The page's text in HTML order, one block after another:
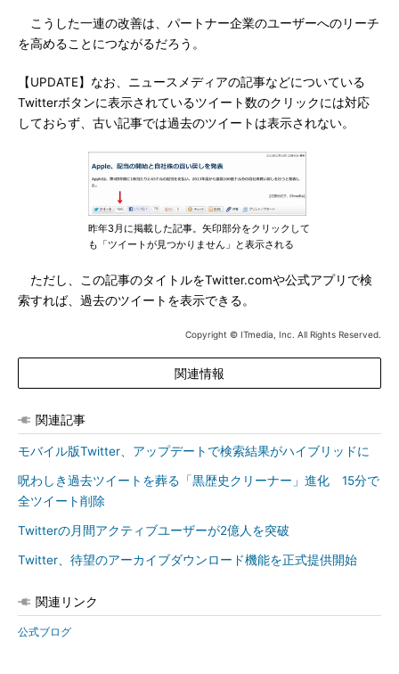
こうした一連の改善は、パートナー企業のユーザーへのリーチ
を高めることにつながるだろう。
【UPDATE】なお、ニュースメディアの記事などについている
Twitterボタンに表示されているツイート数のクリックには対応
しておらず、古い記事では過去のツイートは表示されない。
昨年3月に掲載した記事。矢印部分をクリックして
も「ツイートが見つかりません」と表示される
ただし、この記事のタイトルをTwitter.comや公式アプリで検
索すれば、過去のツイートを表示できる。
Copyright © ITmedia, Inc. All Rights Reserved.
関連情報
関連記事
モバイル版Twitter、アップデートで検索結果がハイブリッドに
呪わしき過去ツイートを葬る「黒歴史クリーナー」進化 15分で
全ツイート削除
Twitterの月間アクティブユーザーが2億人を突破
Twitter、待望のアーカイブダウンロード機能を正式提供開始
関連リンク
公式ブログ